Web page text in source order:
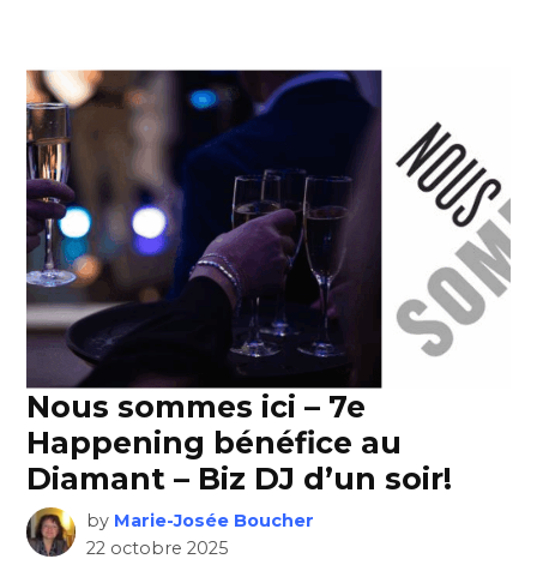
Nous sommes ici – 7e
Happening bénéfice au
Diamant – Biz DJ d’un soir!
by Marie-Josée Boucher
22 octobre 2025